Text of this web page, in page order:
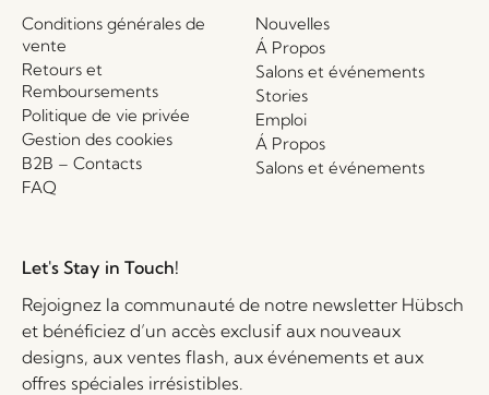
Conditions générales de
vente
Retours et
Remboursements
Politique de vie privée
Gestion des cookies
B2B – Contacts
FAQ
Nouvelles
Á Propos
Salons et événements
Stories
Emploi
Á Propos
Salons et événements
Let's Stay in Touch!
Rejoignez la communauté de notre newsletter Hübsch
et bénéficiez d’un accès exclusif aux nouveaux
designs, aux ventes flash, aux événements et aux
offres spéciales irrésistibles.